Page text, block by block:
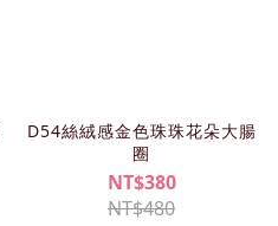
D54絲絨感金色珠珠花朵大腸
圈
NT$380
NT$480